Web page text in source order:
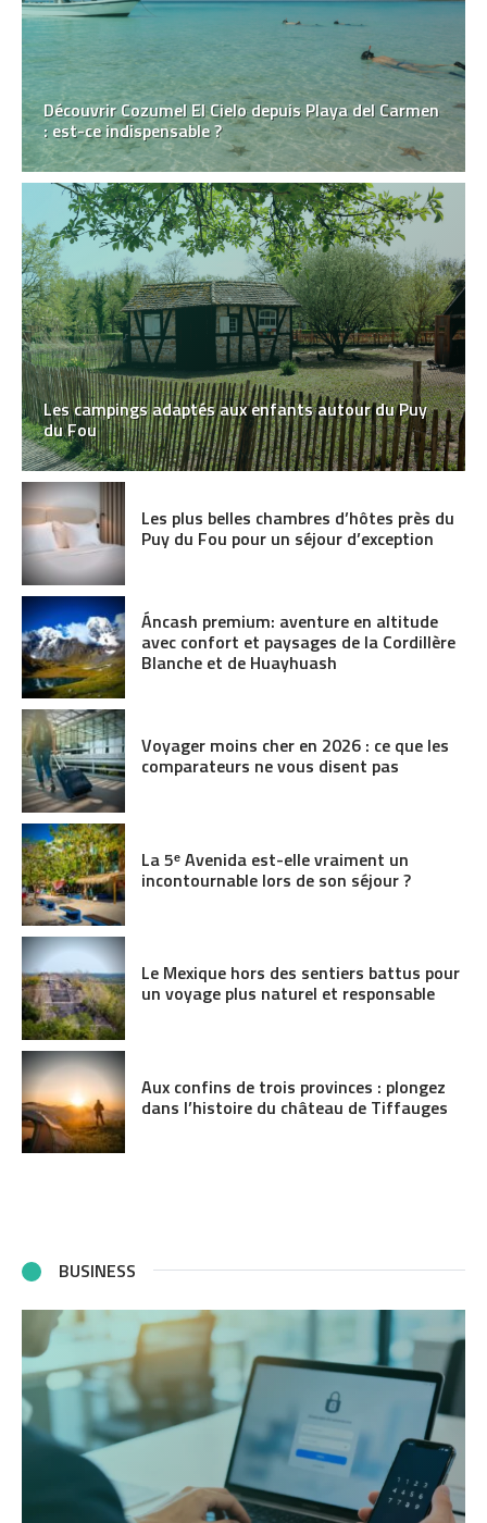
Découvrir Cozumel El Cielo depuis Playa del Carmen
: est-ce indispensable ?
Les campings adaptés aux enfants autour du Puy
du Fou
Les plus belles chambres d’hôtes près du
Puy du Fou pour un séjour d’exception
Áncash premium: aventure en altitude
avec confort et paysages de la Cordillère
Blanche et de Huayhuash
Voyager moins cher en 2026 : ce que les
comparateurs ne vous disent pas
La 5ᵉ Avenida est-elle vraiment un
incontournable lors de son séjour ?
Le Mexique hors des sentiers battus pour
un voyage plus naturel et responsable
Aux confins de trois provinces : plongez
dans l’histoire du château de Tiffauges
BUSINESS